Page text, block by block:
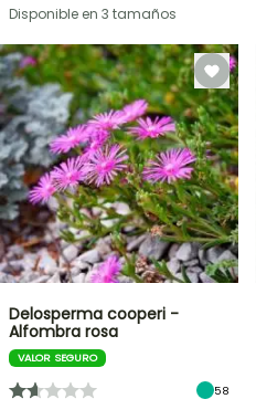
Disponible en 3 tamaños
Delosperma cooperi -
Alfombra rosa
VALOR SEGURO
58